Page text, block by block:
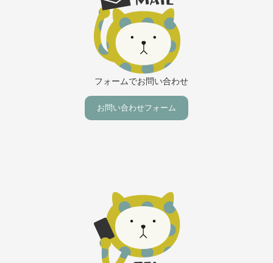
フォームでお問い合わせ
お問い合わせフォーム